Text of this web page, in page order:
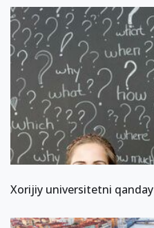
Xorijiy universitetni